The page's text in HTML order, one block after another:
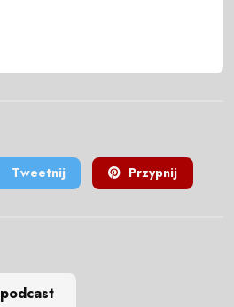
Tweetnij Przypnij
podcast